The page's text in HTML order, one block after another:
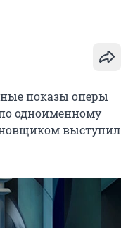
показы оперы
одноименному
выступил